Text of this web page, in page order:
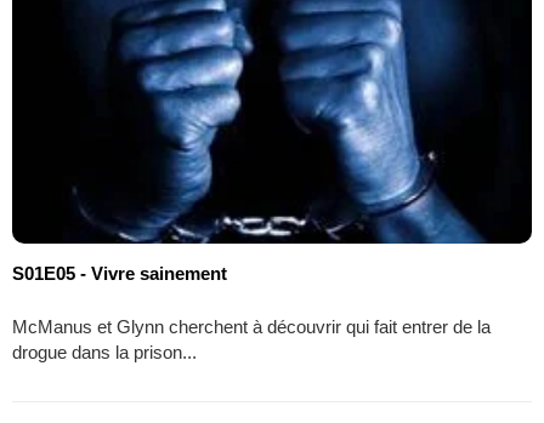
S01E05 - Vivre sainement
McManus et Glynn cherchent à découvrir qui fait entrer de la
drogue dans la prison...